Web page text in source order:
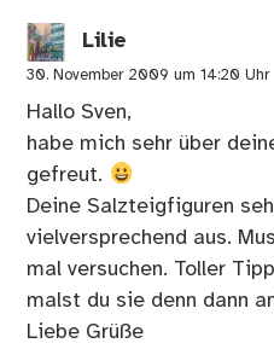
Lilie
30. November 2009 um 14:20 Uhr
Hallo Sven,
habe mich sehr über
gefreut.
Deine Salzteigfiguren
vielversprechend aus.
mal versuchen. Toller
malst du sie denn dann
Liebe Grüße